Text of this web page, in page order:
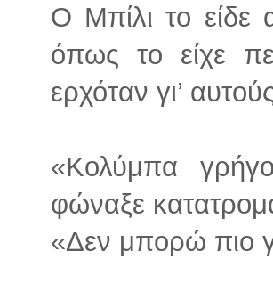
Ο Μπίλι το είδε
όπως το είχε
ερχόταν γι’
«Κολύμπα
φώναξε
«Δεν μπορώ πιο